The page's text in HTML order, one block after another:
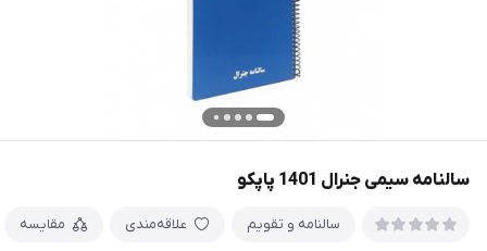
سالنامه سیمی جنرال 1401 پاپکو
سالنامه و تقویم علاقه‌مندی مقایسه